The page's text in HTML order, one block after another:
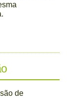
de